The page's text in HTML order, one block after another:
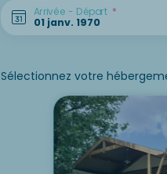
Arrivée - Départ
Sélectionnez votre